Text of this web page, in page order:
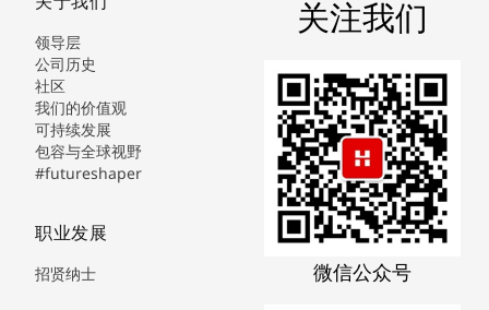
领导层
公司历史
社区
我们的价值观
可持续发展
包容与全球视野
#futureshaper
职业发展
招贤纳士
关注我们
微信公众号